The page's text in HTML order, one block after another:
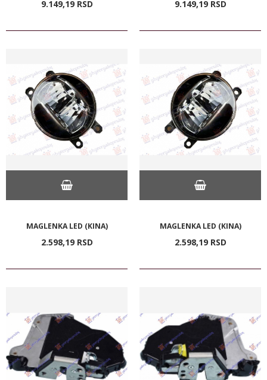
9.149,19 RSD 9.149,19 RSD
MAGLENKA LED (KINA)
2.598,19 RSD
MAGLENKA LED (KINA)
2.598,19 RSD